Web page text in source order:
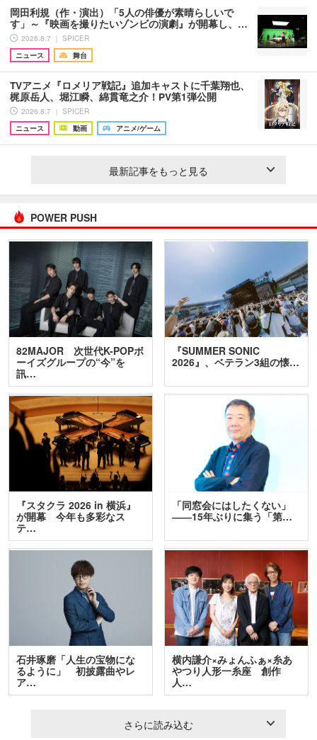
岡田利規（作・演出）「5人の俳優が素晴らしいで
す」～『映画を撮りたいゾンビの演劇』が開幕し、…
2026.8.7 ｜ SPICER
ニュース
舞台
TVアニメ『ロメリア戦記』追加キャストに千葉翔也、
梶原岳人、堀江瞬、綿貫竜之介！PV第1弾公開
2026.8.7 ｜ SPICER
ニュース
動画 アニメ/ゲーム
最新記事をもっと見る
POWER PUSH
82MAJOR 次世代K-POPボ
ーイズグループの“今”を
訊…
『SUMMER SONIC
2026』、ベテラン3組の懐…
『スタクラ 2026 in 横浜』
が開幕 今年も多彩なス
テ…
「同窓会にはしたくない」
――15年ぶりに集う「第…
石井琢磨「人生の宝物にな
るように」 初披露曲やレ
ア…
横内謙介×みょんふぁ×糸あ
やつり人形一糸座 創作
人…
さらに読み込む